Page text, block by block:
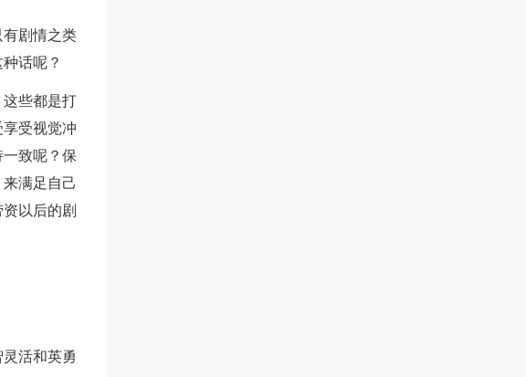
剧情之类
话呢？
些都是打
受视觉冲
致呢？保
满足自己
以后的剧
活和英勇